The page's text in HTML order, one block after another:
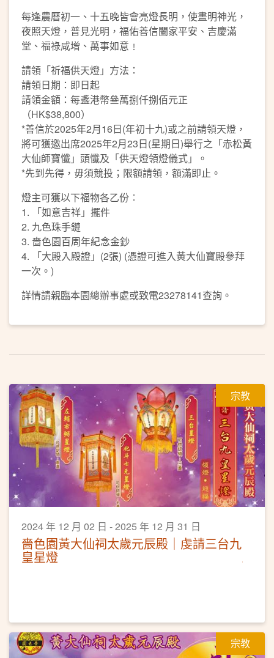
每逢農曆初一、十五晚皆會亮燈長明，使晝明神光，
夜照天燈，普見光明，福佑善信闔家平安、吉慶滿
堂、福祿咸增、萬事如意﹗
請領「祈福供天燈」方法：
請領日期：即日起
請領金額：每盞港幣叄萬捌仟捌佰元正
（HK$38,800）
*善信於2025年2月16日(年初十九)或之前請領天燈，
將可獲邀出席2025年2月23日(星期日)舉行之「赤松黃
大仙師寶懺」頭懺及「供天燈領燈儀式」。
*先到先得，毋須競投；限額請領，額滿即止。
燈主可獲以下福物各乙份︰
1. 「如意吉祥」擺件
2. 九色珠手鏈
3. 嗇色園百周年紀念金鈔
4. 「大殿入殿證」(2張) (憑證可進入黃大仙寶殿參拜
一次。)
詳情請親臨本園總辦事處或致電23278141查詢。
宗教
2024 年 12 月 02 日 - 2025 年 12 月 31 日
嗇色園黃大仙祠太歲元辰殿｜虔請三台九
皇星燈
宗教